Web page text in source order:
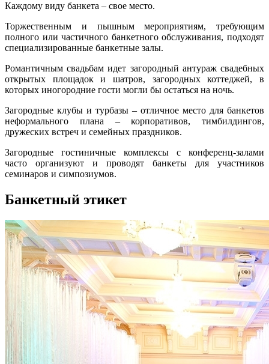
Каждому виду банкета – свое место.
Торжественным и пышным мероприятиям, требующим
полного или частичного банкетного обслуживания, подходят
специализированные банкетные залы.
Романтичным свадьбам идет загородный антураж свадебных
открытых площадок и шатров, загородных коттеджей, в
которых иногородние гости могли бы остаться на ночь.
Загородные клубы и турбазы – отличное место для банкетов
неформального плана – корпоративов, тимбилдингов,
дружеских встреч и семейных праздников.
Загородные гостиничные комплексы с конференц-залами
часто организуют и проводят банкеты для участников
семинаров и симпозиумов.
Банкетный этикет